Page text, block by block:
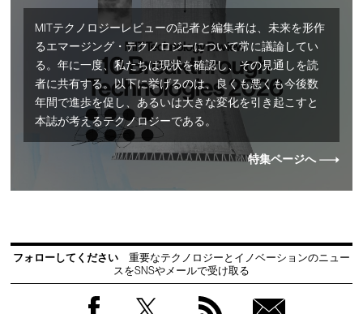
MITテクノロジーレビューの記者と編集者は、未来を形作
るエマージング・テクノロジーについて常に議論してい
る。年に一度、私たちは現状を確認し、その見通しを読
者に共有する。以下に挙げるのは、良くも悪くも今後数
年間で進歩を促し、あるいは大きな変化を引き起こすと
本誌が考えるテクノロジーである。
特集ページへ
フォローしてください
重要なテクノロジーとイノベーションのニュー
スをSNSやメールで受け取る